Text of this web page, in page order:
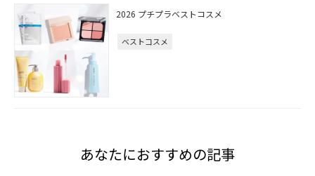
2026 プチプラベストコスメ
ベストコスメ
あなたにおすすめの記事